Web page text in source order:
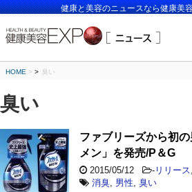
健康と美容のニュースなら健康美
HOME > 臭い
臭い
ファブリーズから初
メン」を発売/P＆G
2015/05/12 - リリース
消臭 男性 臭い